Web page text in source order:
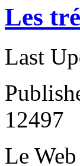
Les
Last
12497
Le